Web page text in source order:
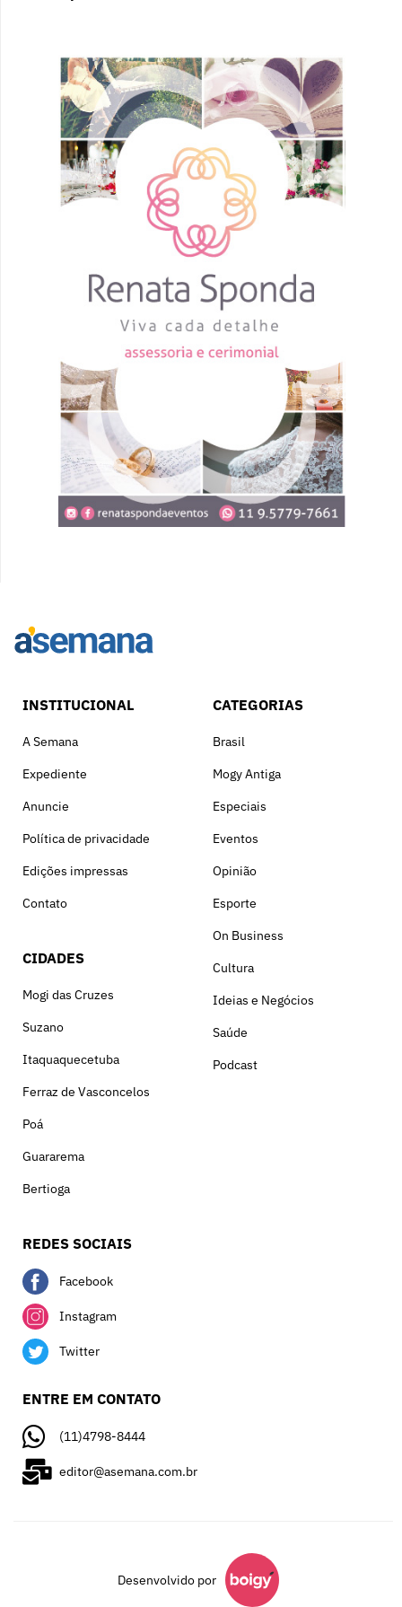
INSTITUCIONAL
A Semana
Expediente
Anuncie
Política de privacidade
Edições impressas
Contato
CIDADES
Mogi das Cruzes
Suzano
Itaquaquecetuba
Ferraz de Vasconcelos
Poá
Guararema
Bertioga
CATEGORIAS
Brasil
Mogy Antiga
Especiais
Eventos
Opinião
Esporte
On Business
Cultura
Ideias e Negócios
Saúde
Podcast
REDES SOCIAIS
Facebook
Instagram
Twitter
ENTRE EM CONTATO
(11)4798-8444
editor@asemana.com.br
Desenvolvido por